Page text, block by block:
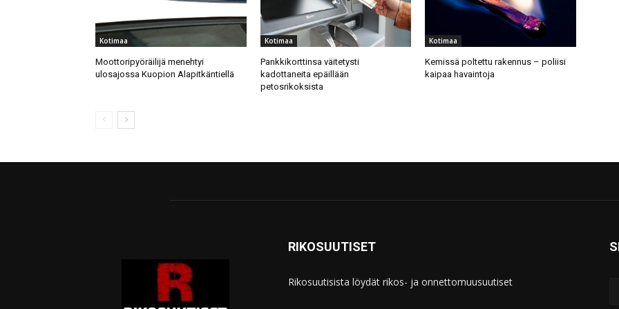
Kotimaa
Moottoripyöräilijä menehtyi
ulosajossa Kuopion Alapitkäntiellä
Kotimaa
Pankkikorttinsa väitetysti
kadottaneita epäillään
petosrikoksista
Kotimaa
Kemissä poltettu rakennus – poliisi
kaipaa havaintoja
RIKOSUUTISET
Rikosuutisista löydät rikos- ja onnettomuusuutiset